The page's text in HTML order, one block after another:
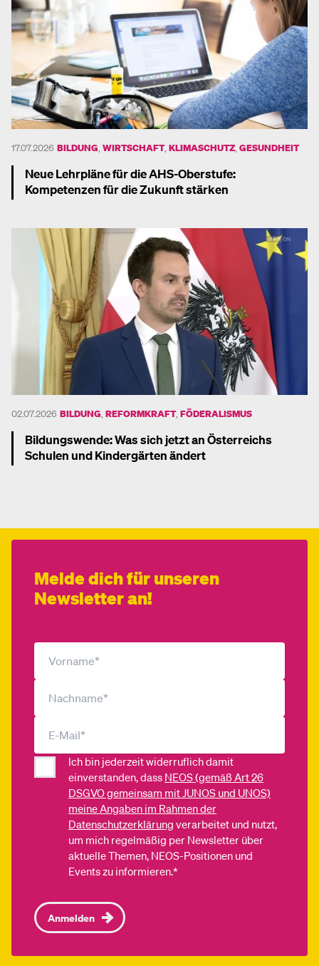
17.07.2026 BILDUNG WIRTSCHAFT, KLIMASCHUTZ GESUNDHEIT
Neue Lehrpläne für die AHS-Oberstufe:
Kompetenzen für die Zukunft stärken
02.07.2026 BILDUNG REFORMKRAFT, FÖDERALISMUS
Bildungswende: Was sich jetzt an Österreichs
Schulen und Kindergärten ändert
Melde dich für unseren
Newsletter an!
Ich bin jederzeit widerruflich damit
einverstanden, dass NEOS (gemäß Art 26
DSGVO gemeinsam mit JUNOS und UNOS)
meine Angaben im Rahmen der
Datenschutzerklärung verarbeitet und nutzt,
um mich regelmäßig per Newsletter über
aktuelle Themen, NEOS-Positionen und
Events zu informieren.*
Anmelden